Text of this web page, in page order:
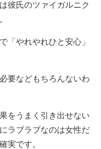
彼氏のツァイガルニク
「やれやれひと安心」
要などもちろんないわ
をうまく引き出せない
ラブラブなのは女性だ
実です。